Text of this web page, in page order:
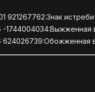
921267762:Знак
-1744004034:Выжженная
624026739:Обожженная